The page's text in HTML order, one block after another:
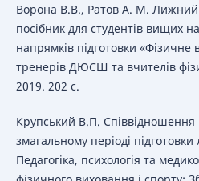
Ворона В.В., Ратов А. М.
посібник для студентів вищих
напрямків підготовки «Фізичне
тренерів ДЮСШ та вчителів
2019. 202 с.
Крупський В.П.
змагальному періоді
Педагогіка, психологія та